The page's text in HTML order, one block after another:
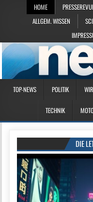
HOME
ALLGEM. WISSEN
TOP-NEWS POLITIK
TECHNIK
DIE